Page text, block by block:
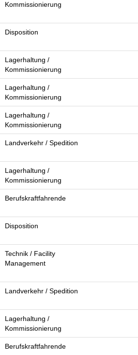
Kommissionierung
Disposition
Lagerhaltung /
Kommissionierung
Lagerhaltung /
Kommissionierung
Lagerhaltung /
Kommissionierung
Landverkehr / Spedition
Lagerhaltung /
Kommissionierung
Berufskraftfahrende
Disposition
Technik / Facility
Management
Landverkehr / Spedition
Lagerhaltung /
Kommissionierung
Berufskraftfahrende